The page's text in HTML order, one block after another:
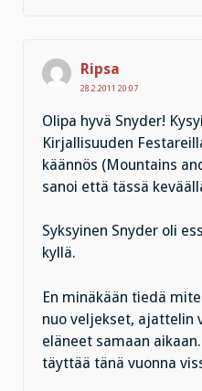
Ripsa
28.2.2011 20:07
Olipa hyvä Snyder!
Kirjallisuuden
käännös (Mountains
sanoi että tässä
Syksyinen Snyder oli
kyllä.
En minäkään tiedä
nuo veljekset, ajattelin
eläneet samaan
täyttää tänä vuonna